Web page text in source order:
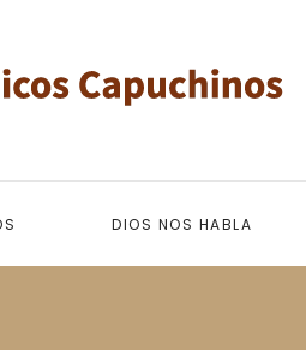
DIOS NOS HABLA